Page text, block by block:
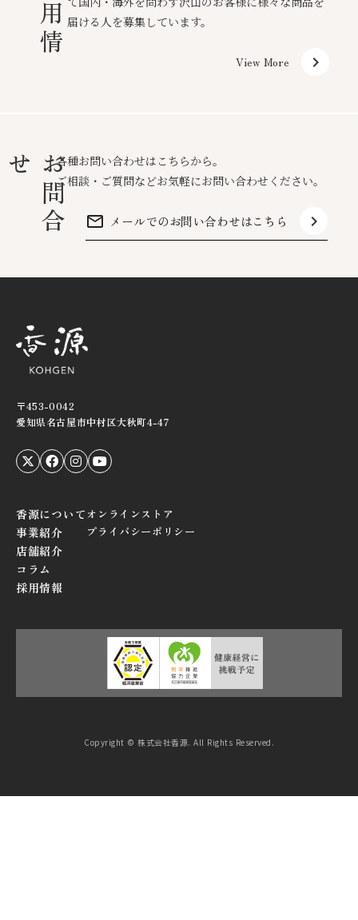
届ける人を募集しています。
View More keyboard_arrow_right
お
問
合
せ
各種お問い合わせはこちらから。
ご相談・ご質問などお気軽にお問い合わせください。
mail_outline メールでのお問い合わせはこちら keyboard_arrow_right
〒453-0042
愛知県名古屋市中村区大秋町4-47
香源について
事業紹介
店舗紹介
コラム
採用情報
オンラインストア
プライバシーポリシー
Copyright © 株式会社香源. All Rights Reserved.